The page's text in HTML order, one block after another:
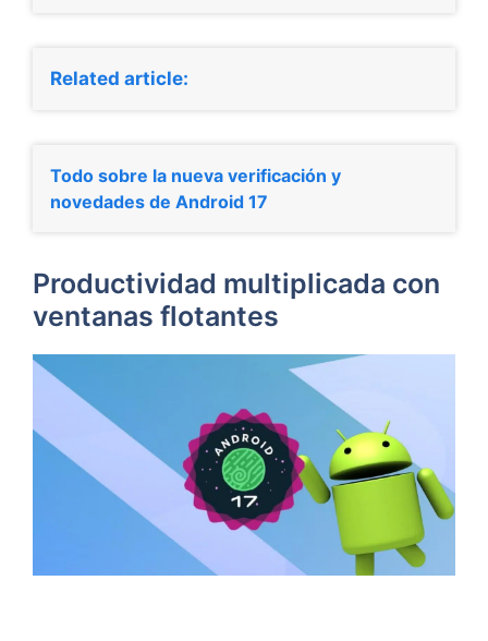
Related article:
Todo sobre la nueva verificación y
novedades de Android 17
Productividad multiplicada con
ventanas flotantes